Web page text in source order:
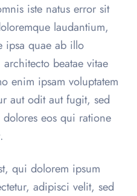
iste natus error sit
laudantium,
ipsa quae ab illo
beatae vitae
enim ipsam voluptatem
aut odit aut fugit, sed
eos qui ratione
qui dolorem ipsum
adipisci velit, sed